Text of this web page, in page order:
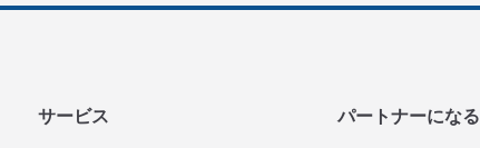
サービス パートナーになる